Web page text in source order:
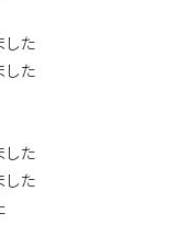
した
した
した
した